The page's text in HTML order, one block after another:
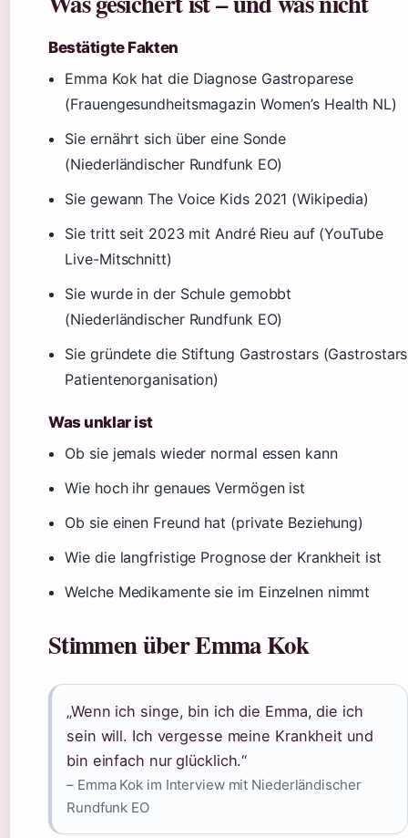
Bestätigte Fakten
Emma Kok hat die Diagnose Gastroparese
(Frauengesundheitsmagazin Women’s Health NL)
Sie ernährt sich über eine Sonde
(Niederländischer Rundfunk EO)
Sie gewann The Voice Kids 2021 (Wikipedia)
Sie tritt seit 2023 mit André Rieu auf (YouTube
Live-Mitschnitt)
Sie wurde in der Schule gemobbt
(Niederländischer Rundfunk EO)
Sie gründete die Stiftung Gastrostars (Gastrostars
Patientenorganisation)
Was unklar ist
Ob sie jemals wieder normal essen kann
Wie hoch ihr genaues Vermögen ist
Ob sie einen Freund hat (private Beziehung)
Wie die langfristige Prognose der Krankheit ist
Welche Medikamente sie im Einzelnen nimmt
Stimmen über Emma Kok
„Wenn ich singe, bin ich die Emma, die ich
sein will. Ich vergesse meine Krankheit und
bin einfach nur glücklich.“
– Emma Kok im Interview mit Niederländischer
Rundfunk EO